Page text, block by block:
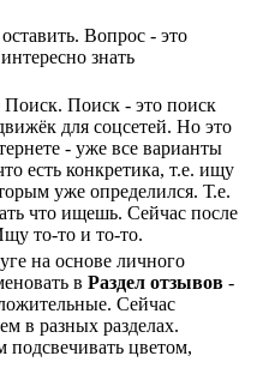
Вопрос - это
знать
Поиск - это поиск
для соцсетей. Но это
- уже все варианты
есть конкретика, т.е. ищу
уже определился. Т.е.
что ищешь. Сейчас после
то-то и то-то.
на основе личного
в Раздел отзывов -
Сейчас
в разных разделах.
цветом,